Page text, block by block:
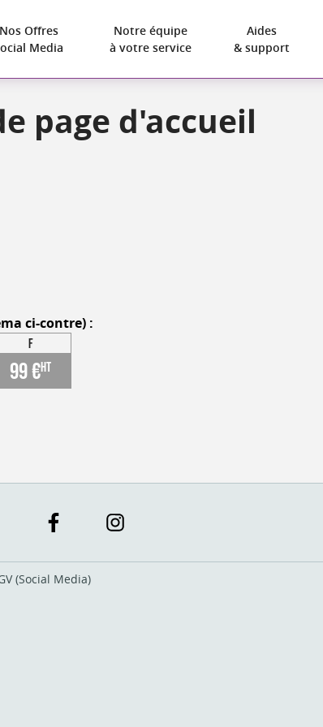
Nos Offres
Media
Notre équipe
à votre service
Aides
& support
page d'accueil
ci-contre) :
F
99 €HT
(Social Media)